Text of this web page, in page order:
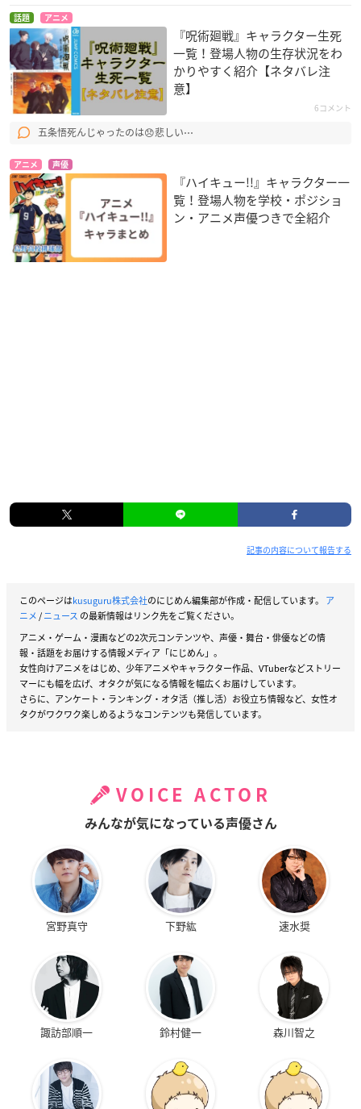
話題 アニメ
『呪術廻戦』キャラクター生死
一覧！登場人物の生存状況をわ
かりやすく紹介【ネタバレ注
意】
6コメント
五条悟死んじゃったのは😞悲しい⋯
アニメ 声優
『ハイキュー!!』キャラクター一
覧！登場人物を学校・ポジショ
ン・アニメ声優つきで全紹介
記事の内容について報告する
このページはkusuguru株式会社のにじめん編集部が作成・配信しています。 ア
ニメ/ニュース の最新情報はリンク先をご覧ください。
アニメ・ゲーム・漫画などの2次元コンテンツや、声優・舞台・俳優などの情
報・話題をお届けする情報メディア「にじめん」。
女性向けアニメをはじめ、少年アニメやキャラクター作品、VTuberなどストリー
マーにも幅を広げ、オタクが気になる情報を幅広くお届けしています。
さらに、アンケート・ランキング・オタ活（推し活）お役立ち情報など、女性オ
タクがワクワク楽しめるようなコンテンツも発信しています。
VOICE ACTOR
みんなが気になっている声優さん
宮野真守 下野紘 速水奨
諏訪部順一 鈴村健一 森川智之